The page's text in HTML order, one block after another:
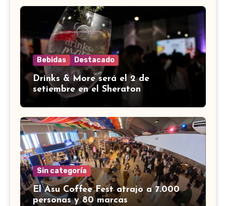
Bebidas Destacado
Drinks & More será el 2 de
setiembre en el Sheraton
Sin categoría
El Asu Coffee Fest atrajo a 7.000
personas y 80 marcas